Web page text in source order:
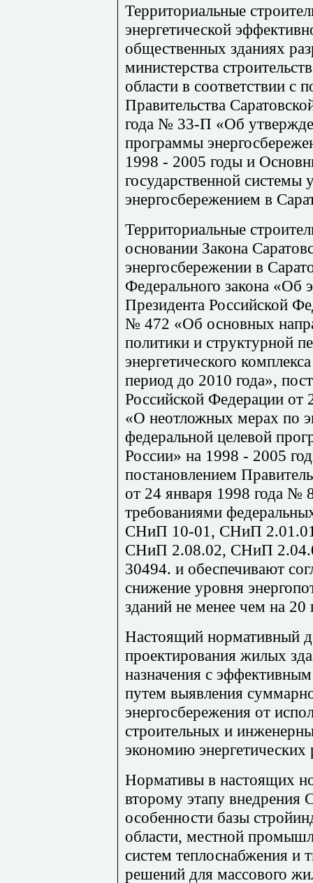
Территориальные
энергетической
общественных зданиях
министерства
области в соответствии с
Правительства
года № 33-П «Об
программы
1998 - 2005 годы и
государственной системы
энергосбережением в
Территориальные
основании Закона
энергосбережении в
Федерального закона «Об
Президента Российской
№ 472 «Об основных
политики и структурной
энергетического
период до 2010 года»,
Российской Федерации
«О неотложных мерах по
федеральной целевой
России» на 1998 - 2005
постановлением
от 24 января 1998 года №
требованиями
СНиП 10-01, СНиП
СНиП 2.08.02, СНиП
30494. и обеспечивают
снижение уровня
зданий не менее чем на 20
Настоящий нормативный
проектирования жилых
назначения с
путем выявления
энергосбережения от
строительных и
экономию энергетических
Нормативы в настоящих
второму этапу
особенности базы
области, местной
систем теплоснабжения и
решений для массового